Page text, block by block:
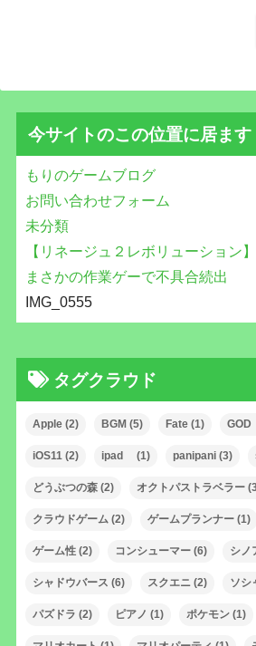
今サイトのこの位置に居ます
もりのゲームブログ
お問い合わせフォーム
未分類
【リネージュ２レボリューション
まさかの作業ゲーで不具合続出
IMG_0555
タグクラウド
Apple(2) BGM (5) Fate(1)
iOS11(2) ipad (1) panipani(3)
どうぶつの森(2) オクトパストラベラー
クラウドゲーム(2) ゲームプランナー(1)
ゲーム性(2) コンシューマー(6) シノ
シャドウバース (6) スクエニ(2) ソシ
パズドラ (2) ピアノ (1) ポケモン(1)